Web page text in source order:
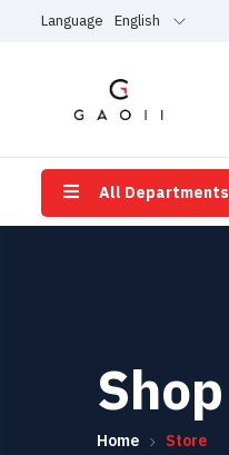
Language English
All Departments
Shop
Home Store